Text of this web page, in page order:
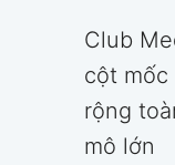
Club
cột mốc
rộng
mô lớn